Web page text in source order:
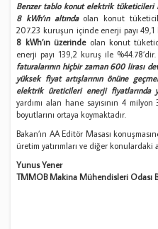
Benzer tablo konut elektrik tüketicileri
8 kWh’ın altındaolan konut
207.23 kuruşun içinde enerji payı 49,1
8 kWh’ın üzerindeolan konut
enerji payı 139,2 kuruş ile %44.78’dir.
faturalarının hiçbir zaman 600 lirası
yüksek fiyat artışlarının önüne
elektrik üreticileri enerji fiyatlarında
yardımı alan hane sayısının 4
boyutlarını ortaya koymaktadır.
Bakan’ın AA Editör Masası
üretim yatırımları ve diğer konulardaki
Yunus Yener
TMMOB Makina Mühendisleri Odası